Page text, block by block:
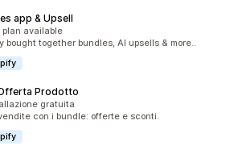
app & Upsell
plan available
bought together bundles, AI upsells & more..
Prodotto
gratuita
con i bundle: offerte e sconti.